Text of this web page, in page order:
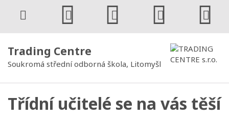
Trading Centre
Soukromá střední odborná škola, Litomyšl
Třídní učitelé se na vás těší